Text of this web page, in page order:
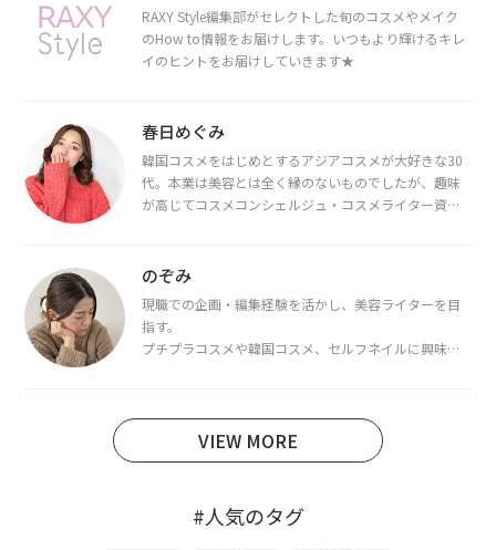
RAXY Style編集部がセレクトした旬のコスメやメイク
のHow to情報をお届けします。いつもより輝けるキレ
イのヒントをお届けしていきます★
春日めぐみ
韓国コスメをはじめとするアジアコスメが大好きな30
代。本業は美容とは全く縁のないものでしたが、趣味
が高じてコスメコンシェルジュ・コスメライター資格
断・骨格診断によるイメージコンサルティングも行っ
のぞみ
現職での企画・編集経験を活かし、美容ライターを目
指す。
プチプラコスメや韓国コスメ、セルフネイルに興味が
日本化粧品検定1級保有。
VIEW MORE
#人気のタグ